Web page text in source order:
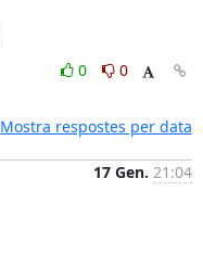
0
0
Mostra respostes per data
17 Gen. 21:04